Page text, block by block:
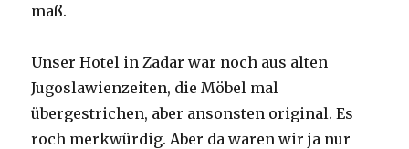
maß.
Unser Hotel in Zadar war noch aus alten
Jugoslawienzeiten, die Möbel mal
übergestrichen, aber ansonsten original. Es
roch merkwürdig. Aber da waren wir ja nur